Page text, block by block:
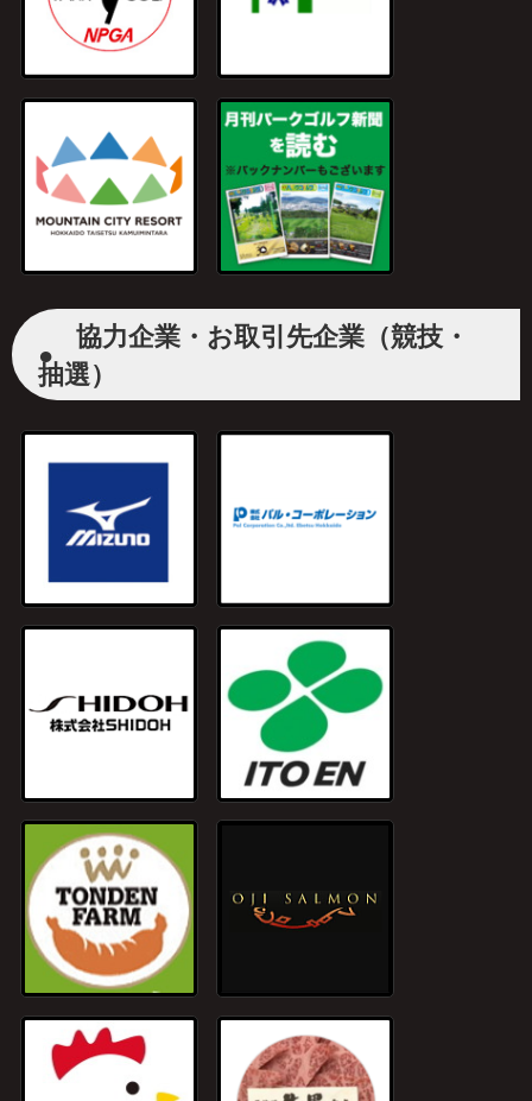
●
協力企業・お取引先企業（競技・
抽選）